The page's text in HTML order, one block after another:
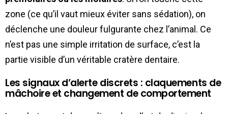
zone (ce qu’il vaut mieux éviter sans sédation), on
déclenche une douleur fulgurante chez l’animal. Ce
n’est pas une simple irritation de surface, c’est la
partie visible d’un véritable cratère dentaire.
Les signaux d’alerte discrets : claquements de
mâchoire et changement de comportement